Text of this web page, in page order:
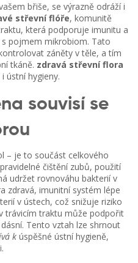
břiše, se výrazně odráží i
střevní flóře, komunitě
která podporuje imunitu a
s pojmem mikrobiom. Tato
záněty v těle, a tím
tkáně. zdravá střevní flora
ústní hygieny.
souvisí se
– je to součást celkového
pravidelné čištění zubů, použití
udržet rovnováhu bakterií v
zdravá, imunitní systém lépe
v ústech, což snižuje riziko
trávicím traktu může podpořit
Tento vztah lze shrnout
k úspěšné ústní hygieně,